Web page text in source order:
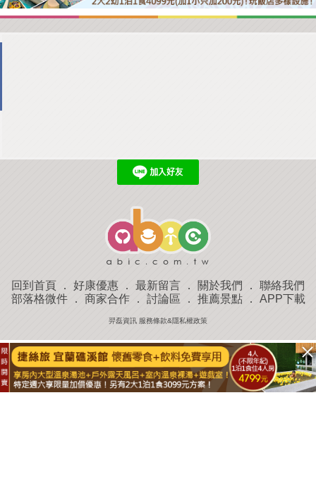
回到首頁 ． 好康優惠 ． 最新留言 ． 關於我們 ． 聯絡我們
部落格微件． 商家合作． 討論區 ． 推薦景點． APP下載
羿磊資訊 服務條款&隱私權政策